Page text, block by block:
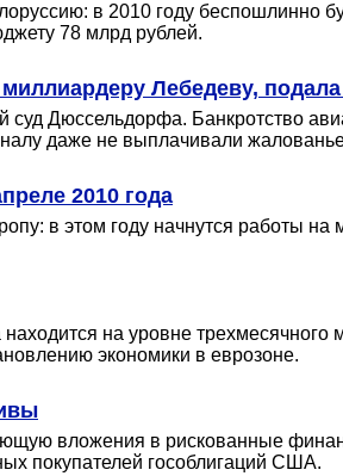
в 2010 году беспошлинно
78 млрд рублей.
Лебедеву, подала
суд Дюссельдорфа. Банкротство
даже не выплачивали
2010 года
в этом году начнутся работы
на уровне
экономики в еврозоне.
вложения в рискованные
покупателей гособлигаций США.